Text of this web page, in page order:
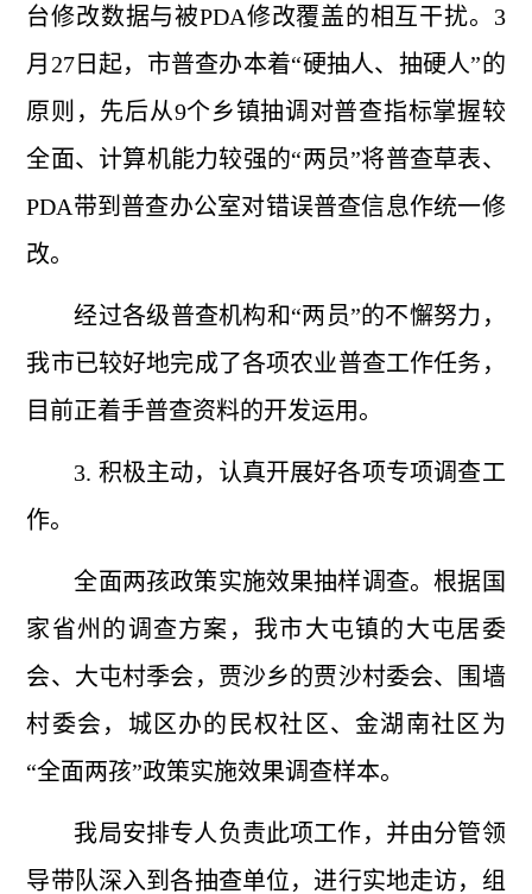
台修改数据与被PDA修改覆盖的相互干扰。3
月27日起，市普查办本着“硬抽人、抽硬人”的
原则，先后从9个乡镇抽调对普查指标掌握较
全面、计算机能力较强的“两员”将普查草表、
PDA带到普查办公室对错误普查信息作统一修
改。
经过各级普查机构和“两员”的不懈努力，
我市已较好地完成了各项农业普查工作任务，
目前正着手普查资料的开发运用。
3. 积极主动，认真开展好各项专项调查工
作。
全面两孩政策实施效果抽样调查。根据国
家省州的调查方案，我市大屯镇的大屯居委
会、大屯村季会，贾沙乡的贾沙村委会、围墙
村委会，城区办的民权社区、金湖南社区为
“全面两孩”政策实施效果调查样本。
我局安排专人负责此项工作，并由分管领
导带队深入到各抽查单位，进行实地走访，组